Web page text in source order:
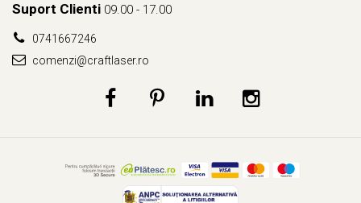
Suport Clienti 09.00 - 17.00
0741667246
comenzi@craftlaser.ro